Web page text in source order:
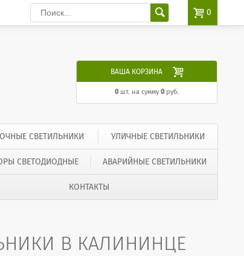
 0
ВАША КОРЗИНА 
0шт. на сумму 0руб.
СВЕТИЛЬНИКИ УЛИЧНЫЕ СВЕТИЛЬНИКИ
СВЕТОДИОДНЫЕ АВАРИЙНЫЕ СВЕТИЛЬНИКИ
КОНТАКТЫ
В КАЛИНИНЦЕ